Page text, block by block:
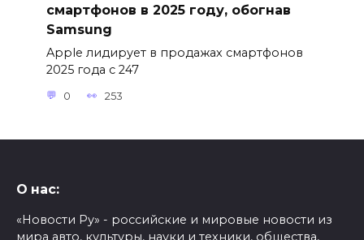
смартфонов в 2025 году, обогнав
Samsung
Apple лидирует в продажах смартфонов
2025 года с 247
0 253
О нас:
«Новости Ру» - российские и мировые новости из
мира авто, культуры, науки и техники, общества,